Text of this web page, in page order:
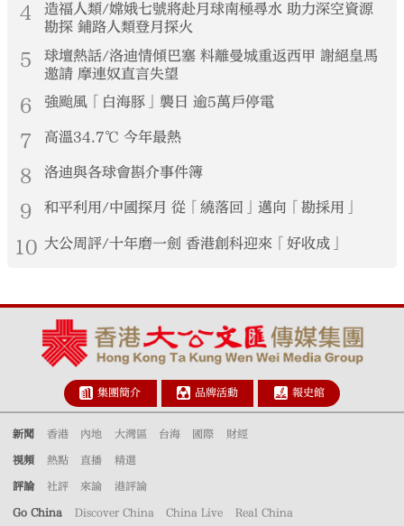
4
造福人類/嫦娥七號將赴月球南極尋水 助力深空資源
勘探 鋪路人類登月探火
5
球壇熱話/洛迪情傾巴塞 料離曼城重返西甲 謝絕皇馬
邀請 摩連奴直言失望
6 強颱風「白海豚」襲日 逾5萬戶停電
7 高溫34.7℃ 今年最熱
8 洛迪與各球會斟介事件簿
9 和平利用/中國探月 從「繞落回」邁向「勘採用」
10 大公周評/十年磨一劍 香港創科迎來「好收成」
集團簡介 品牌活動 報史館
新聞 香港 內地 大灣區 台海 國際 財經
視頻 熱點 直播 精選
評論 社評 來論 港評論
Go China Discover China China Live Real China